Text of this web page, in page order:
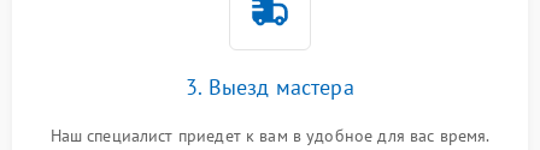
3. Выезд мастера
Наш специалист приедет к вам в удобное для вас время.